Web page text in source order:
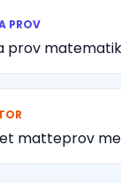
PROV
prov matematik
matteprov